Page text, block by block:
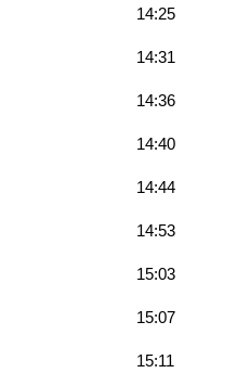
14:25
14:31
14:36
14:40
14:44
14:53
15:03
15:07
15:11